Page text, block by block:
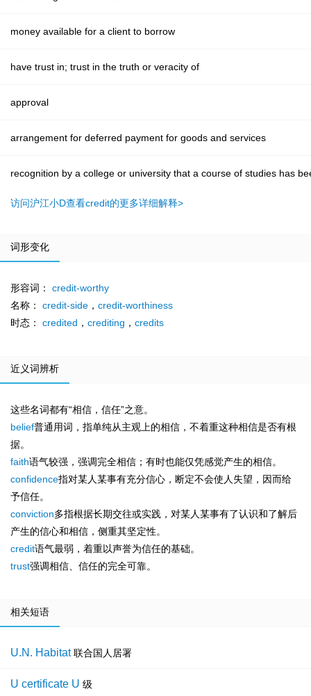
money available for a client to borrow
have trust in; trust in the truth or veracity of
approval
arrangement for deferred payment for goods and services
recognition by a college or university that a course of studies has
访问沪江小D查看credit的更多详细解释>
词形变化
形容词：
credit-worthy
名称：
credit-side ， credit-worthiness
时态：
credited ， crediting ， credits
近义词辨析
这些名词都有“相信，信任”之意。
belief普通用词，指单纯从主观上的相信，不着重这种相信是否有根
据。
faith语气较强，强调完全相信；有时也能仅凭感觉产生的相信。
confidence指对某人某事有充分信心，断定不会使人失望，因而给
予信任。
conviction多指根据长期交往或实践，对某人某事有了认识和了解后
产生的信心和相信，侧重其坚定性。
credit语气最弱，着重以声誉为信任的基础。
trust强调相信、信任的完全可靠。
相关短语
U.N. Habitat 联合国人居署
U certificate U 级